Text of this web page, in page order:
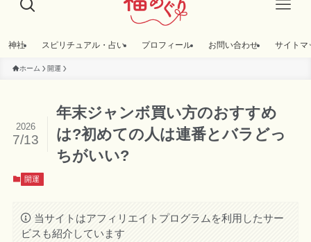
神社 スピリチュアル・占い プロフィール お問い合わせ サイトマ
ホーム 開運
年末ジャンボ買い方のおすすめ
は?初めての人は連番とバラどっ
ちがいい?
2026
7/13
開運
当サイトはアフィリエイトプログラムを利用したサー
ビスも紹介しています